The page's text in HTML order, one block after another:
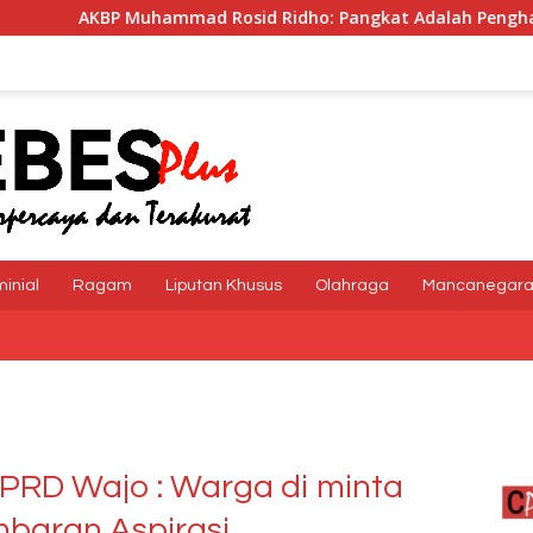
Rosid Ridho: Pangkat Adalah Penghargaan dan Tanggung
Ragam Liputan Khusus Olahraga Mancanegara
Wajo : Warga di minta